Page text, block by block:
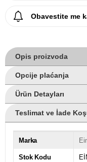
Obavestite me
Opis proizvoda
Opcije plaćanja
Ürün Detayları
Teslimat ve İade
Marka
Stok Kodu